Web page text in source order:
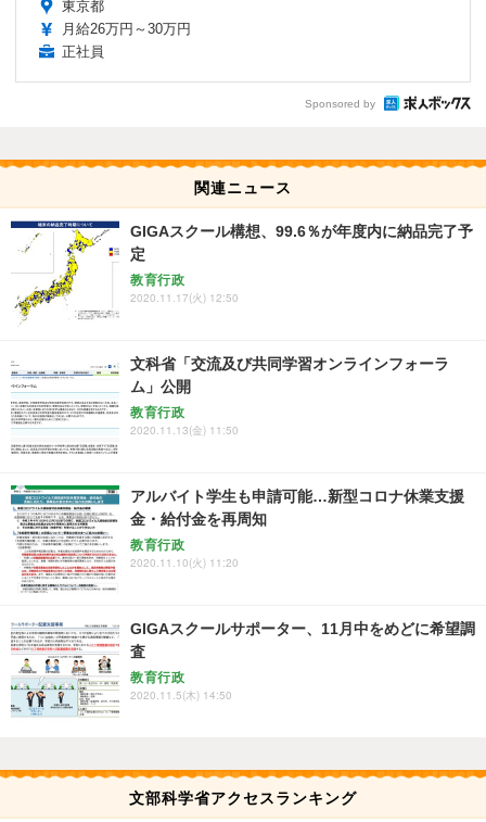
東京都
月給26万円～30万円
正社員
Sponsored by
関連ニュース
GIGAスクール構想、99.6％が年度内に納品完了予
定
教育行政
2020.11.17(火) 12:50
文科省「交流及び共同学習オンラインフォーラ
ム」公開
教育行政
2020.11.13(金) 11:50
アルバイト学生も申請可能…新型コロナ休業支援
金・給付金を再周知
教育行政
2020.11.10(火) 11:20
GIGAスクールサポーター、11月中をめどに希望調
査
教育行政
2020.11.5(木) 14:50
文部科学省アクセスランキング